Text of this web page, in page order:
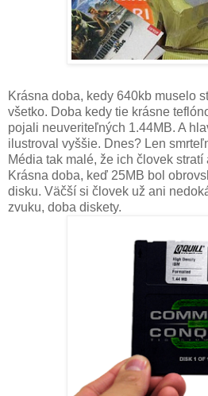
Krásna doba, kedy 640kb muselo
všetko. Doba kedy tie krásne
pojali neuveriteľných 1.44MB. A
ilustroval vyššie. Dnes? Len
Média tak malé, že ich človek
Krásna doba, keď 25MB bol
disku. Väčší si človek už ani
zvuku, doba diskety.